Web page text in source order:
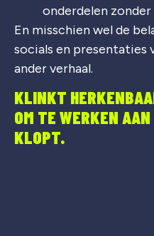
onderdelen zonder
En misschien wel de
socials en presentaties
ander verhaal.
KLINKT
OM TE WERKEN
KLOPT.